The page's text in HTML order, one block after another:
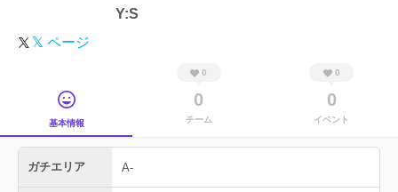
Y:S
𝕏 ページ
基本情報
0
0
チーム
0
0
イベント
ガチエリア A-